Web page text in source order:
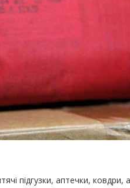
підгузки, аптечки, ковдри,